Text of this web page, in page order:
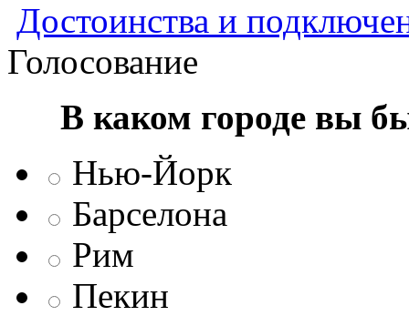
Достоинства и
Голосование
В каком городе вы
Нью-Йорк
Барселона
Рим
Пекин